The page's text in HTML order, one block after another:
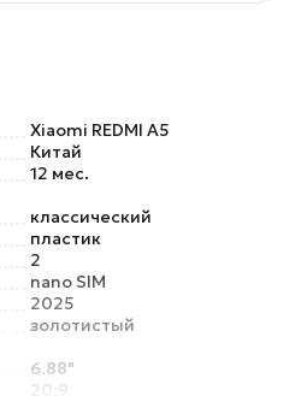
Xiaomi REDMI A5
Китай
12 мес.
классический
пластик
2
nano SIM
2025
золотистый
6.88"
20:9